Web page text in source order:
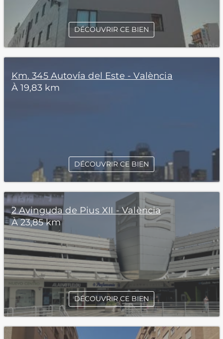
DÉCOUVRIR CE BIEN
Km. 345 Autovía del Este - València
À 19,83 km
DÉCOUVRIR CE BIEN
2 Avinguda de Pius XII - València
À 23,85 km
DÉCOUVRIR CE BIEN